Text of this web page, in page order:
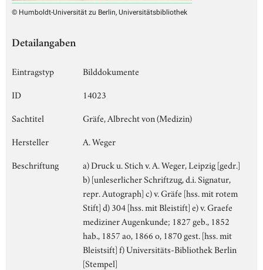
© Humboldt-Universität zu Berlin, Universitätsbibliothek
Detailangaben
Eintragstyp
Bilddokumente
ID
14023
Sachtitel
Gräfe, Albrecht von (Medizin)
Hersteller
A. Weger
Beschriftung
a) Druck u. Stich v. A. Weger, Leipzig [gedr.]
b) [unleserlicher Schriftzug, d.i. Signatur,
repr. Autograph] c) v. Gräfe [hss. mit rotem
Stift] d) 304 [hss. mit Bleistift] e) v. Graefe
mediziner Augenkunde; 1827 geb., 1852
hab., 1857 ao, 1866 o, 1870 gest. [hss. mit
Bleistsift] f) Universitäts-Bibliothek Berlin
[Stempel]